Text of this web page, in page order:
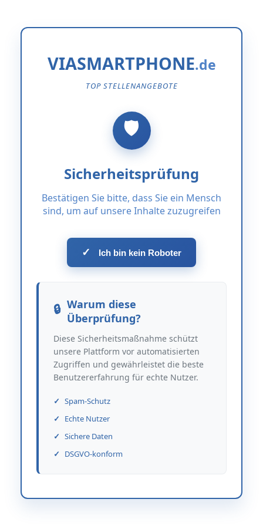
VIASMARTPHONE
TOP STELLENANGEBOTE
Sicherheitsprüfung
Bestätigen Sie bitte, dass Sie ein Mensch
sind, um auf unsere Inhalte zuzugreifen
✓ Ich bin kein Roboter
Warum diese
Überprüfung?
Diese Sicherheitsmaßnahme schützt
unsere Plattform vor automatisierten
Zugriffen und gewährleistet die beste
Benutzererfahrung für echte Nutzer.
Spam-Schutz
Echte Nutzer
Sichere Daten
DSGVO-konform